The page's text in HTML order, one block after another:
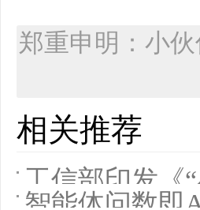
郑重申明：小
相关推荐
工信部印发《
智能体问数即